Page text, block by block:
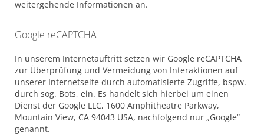
weitergehende Informationen an.
Google reCAPTCHA
In unserem Internetauftritt setzen wir Google reCAPTCHA
zur Überprüfung und Vermeidung von Interaktionen auf
unserer Internetseite durch automatisierte Zugriffe, bspw.
durch sog. Bots, ein. Es handelt sich hierbei um einen
Dienst der Google LLC, 1600 Amphitheatre Parkway,
Mountain View, CA 94043 USA, nachfolgend nur „Google“
genannt.